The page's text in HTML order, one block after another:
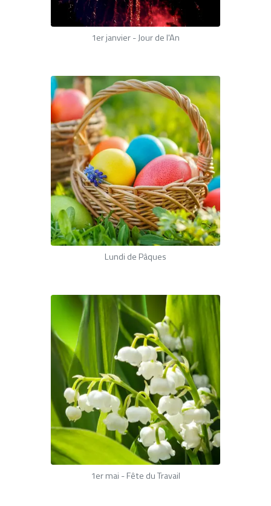
1er janvier - Jour de l'An
Lundi de Pâques
1er mai - Fête du Travail